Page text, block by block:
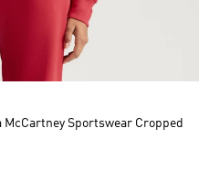
Sportswear Cropped